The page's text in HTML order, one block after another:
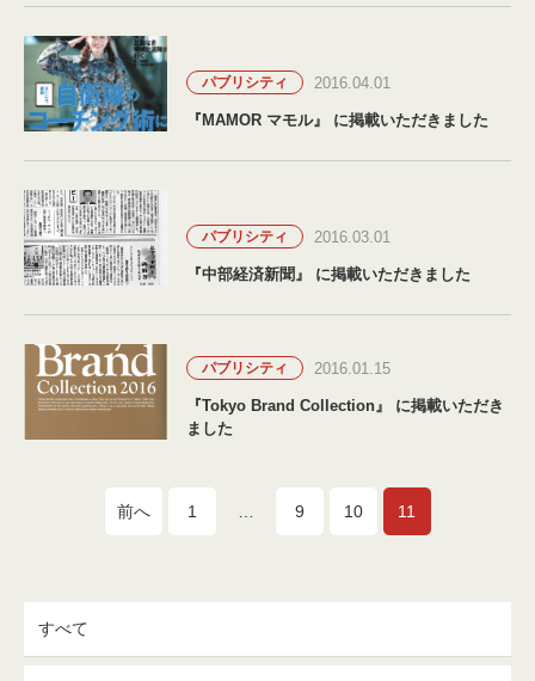
パブリシティ 2016.04.01
『MAMOR マモル』 に掲載いただきました
パブリシティ 2016.03.01
『中部経済新聞』 に掲載いただきました
パブリシティ 2016.01.15
『Tokyo Brand Collection』 に掲載いただき
ました
前へ 1 9 10 11
すべて